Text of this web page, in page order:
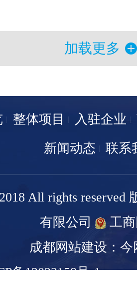
加载更多
整体项目 入驻企业
新闻动态
联系
All rights reserved
有限公司
工
成都网站建设：今
备13022158号-1